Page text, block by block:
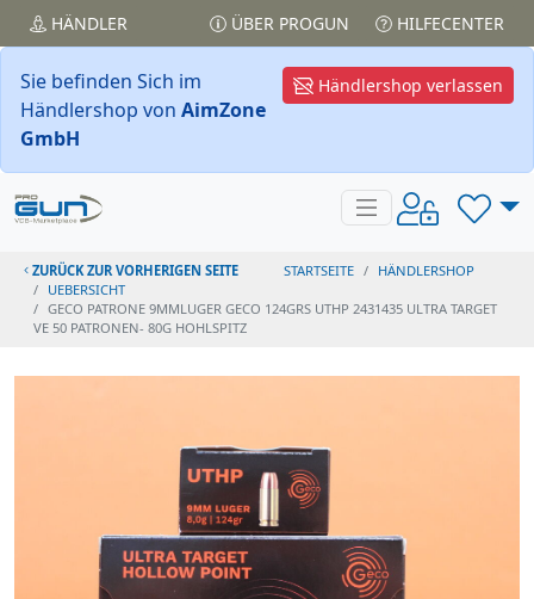
HÄNDLER ÜBER PROGUN HILFECENTER
Händlershop verlassen
Sie befinden Sich im
Händlershop von AimZone
GmbH
ZURÜCK ZUR VORHERIGEN SEITE STARTSEITE
HÄNDLERSHOP
UEBERSICHT
GECO PATRONE 9MMLUGER GECO 124GRS UTHP 2431435 ULTRA TARGET
VE 50 PATRONEN- 80G HOHLSPITZ